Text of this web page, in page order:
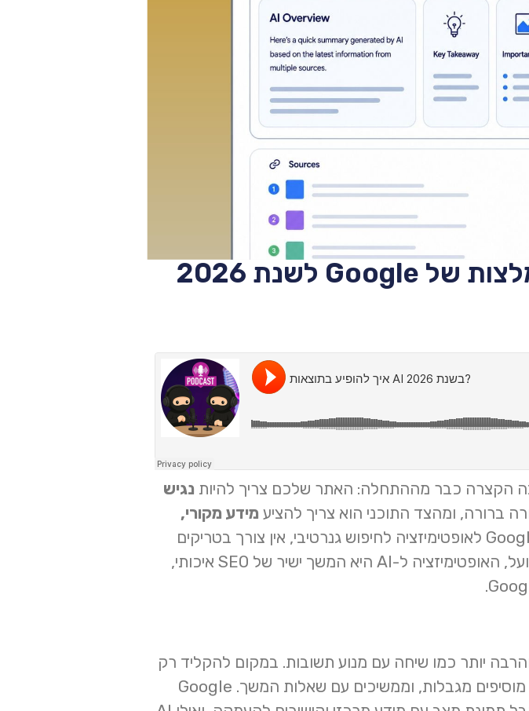
הקצרה כבר מההתחלה: האתר שלכם צריך להיות נגיש
ברורה, ומהצד התוכני הוא צריך להציע מידע מקורי,
. לפי המדריך הרשמי של Google לאופטימיזציה לחיפוש גנרטיבי, אין צורך בטריקים
מיוחדים כדי להופיע ב-AI Overviews או ב-AI Mode. בפועל, האופטימיזציה ל-AI היא המשך ישיר של SEO איכותי,
והרבה יותר כמו שיחה עם מנוע תשובות. במקום להקליד רק
ביטוי קצר, אנשים שואלים שאלות מורכבות, משווים חלופות, מוסיפים מגבלות, וממשיכים עם שאלות המשך. Google